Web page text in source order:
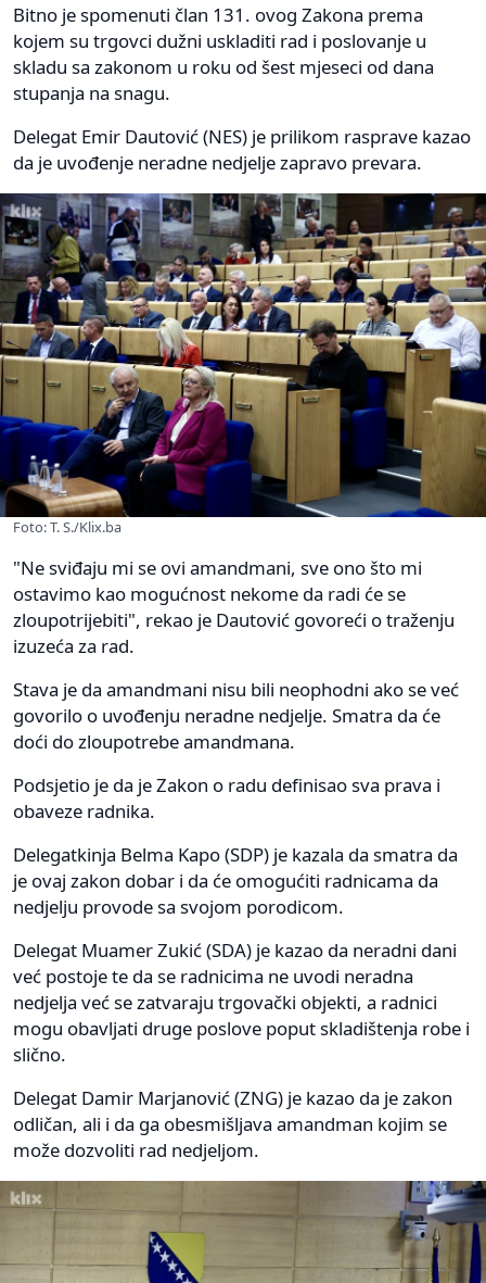
Bitno je spomenuti član 131. ovog Zakona prema
kojem su trgovci dužni uskladiti rad i poslovanje u
skladu sa zakonom u roku od šest mjeseci od dana
stupanja na snagu.
Delegat Emir Dautović (NES) je prilikom rasprave kazao
da je uvođenje neradne nedjelje zapravo prevara.
Foto: T. S./Klix.ba
"Ne sviđaju mi se ovi amandmani, sve ono što mi
ostavimo kao mogućnost nekome da radi će se
zloupotrijebiti", rekao je Dautović govoreći o traženju
izuzeća za rad.
Stava je da amandmani nisu bili neophodni ako se već
govorilo o uvođenju neradne nedjelje. Smatra da će
doći do zloupotrebe amandmana.
Podsjetio je da je Zakon o radu definisao sva prava i
obaveze radnika.
Delegatkinja Belma Kapo (SDP) je kazala da smatra da
je ovaj zakon dobar i da će omogućiti radnicama da
nedjelju provode sa svojom porodicom.
Delegat Muamer Zukić (SDA) je kazao da neradni dani
već postoje te da se radnicima ne uvodi neradna
nedjelja već se zatvaraju trgovački objekti, a radnici
mogu obavljati druge poslove poput skladištenja robe i
slično.
Delegat Damir Marjanović (ZNG) je kazao da je zakon
odličan, ali i da ga obesmišljava amandman kojim se
može dozvoliti rad nedjeljom.